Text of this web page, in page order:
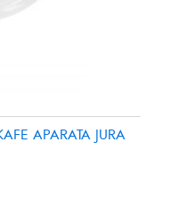
APARATA JURA